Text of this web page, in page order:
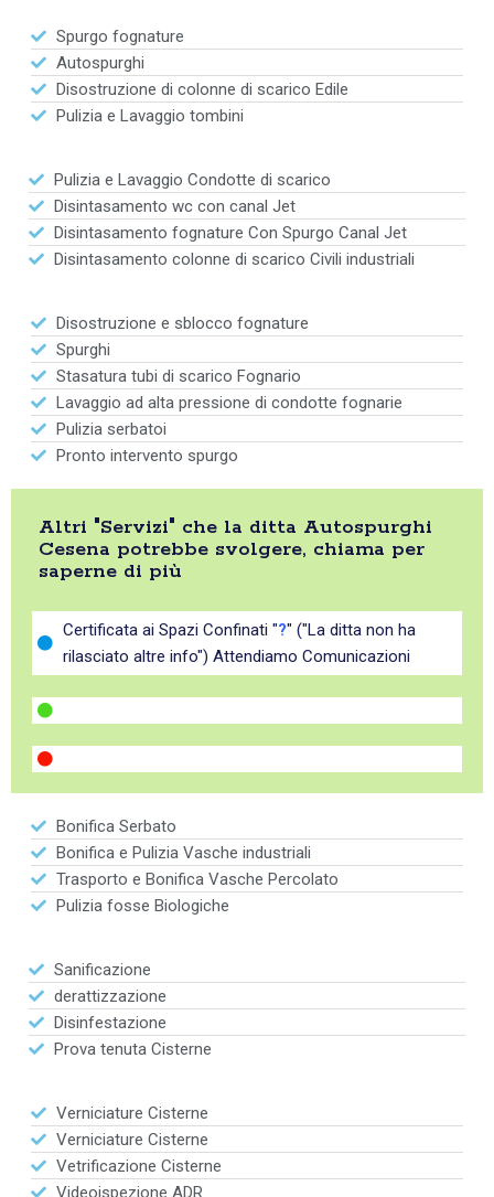
Spurgo fognature
Autospurghi
Disostruzione di colonne di scarico Edile
Pulizia e Lavaggio tombini
Pulizia e Lavaggio Condotte di scarico
Disintasamento wc con canal Jet
Disintasamento fognature Con Spurgo Canal Jet
Disintasamento colonne di scarico Civili industriali
Disostruzione e sblocco fognature
Spurghi
Stasatura tubi di scarico Fognario
Lavaggio ad alta pressione di condotte fognarie
Pulizia serbatoi
Pronto intervento spurgo
Altri "Servizi" che la ditta Autospurghi
Cesena potrebbe svolgere, chiama per
saperne di più
Certificata ai Spazi Confinati "?" ("La ditta non ha
rilasciato altre info") Attendiamo Comunicazioni
Bonifica Serbato
Bonifica e Pulizia Vasche industriali
Trasporto e Bonifica Vasche Percolato
Pulizia fosse Biologiche
Sanificazione
derattizzazione
Disinfestazione
Prova tenuta Cisterne
Verniciature Cisterne
Verniciature Cisterne
Vetrificazione Cisterne
Videoispezione ADR